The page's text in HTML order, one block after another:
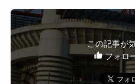
この記事が
フォロ